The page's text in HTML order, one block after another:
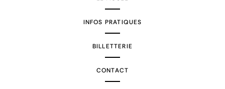
INFOS PRATIQUES
BILLETTERIE
CONTACT